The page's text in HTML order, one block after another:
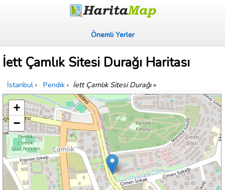
Önemli Yerler
İett Çamlık Sitesi Durağı Haritası
İstanbul › Pendik › İett Çamlık Sitesi Durağı»
+
−